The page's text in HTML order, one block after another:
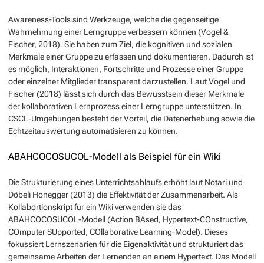
Awareness-Tools sind Werkzeuge, welche die gegenseitige
Wahrnehmung einer Lerngruppe verbessern können (Vogel &
Fischer, 2018). Sie haben zum Ziel, die kognitiven und sozialen
Merkmale einer Gruppe zu erfassen und dokumentieren. Dadurch ist
es möglich, Interaktionen, Fortschritte und Prozesse einer Gruppe
oder einzelner Mitglieder transparent darzustellen. Laut Vogel und
Fischer (2018) lässt sich durch das Bewusstsein dieser Merkmale
der kollaborativen Lernprozess einer Lerngruppe unterstützen. In
CSCL-Umgebungen besteht der Vorteil, die Datenerhebung sowie die
Echtzeitauswertung automatisieren zu können.
ABAHCOCOSUCOL-Modell als Beispiel für ein Wiki
Die Strukturierung eines Unterrichtsablaufs erhöht laut Notari und
Döbeli Honegger (2013) die Effektivität der Zusammenarbeit. Als
Kollabortionskript für ein Wiki verwenden sie das
ABAHCOCOSUCOL-Modell (Action BAsed, Hypertext-COnstructive,
COmputer SUpported, COllaborative Learning-Model). Dieses
fokussiert Lernszenarien für die Eigenaktivität und strukturiert das
gemeinsame Arbeiten der Lernenden an einem Hypertext. Das Modell